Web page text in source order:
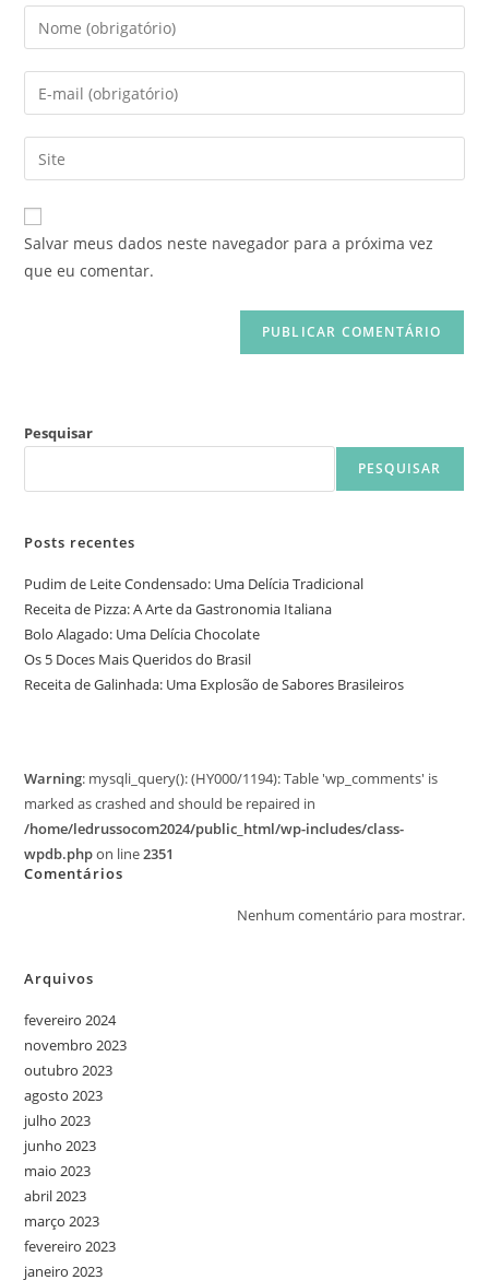
Salvar meus dados neste navegador para a próxima vez
que eu comentar.
Pesquisar
PESQUISAR
Posts recentes
Pudim de Leite Condensado: Uma Delícia Tradicional
Receita de Pizza: A Arte da Gastronomia Italiana
Bolo Alagado: Uma Delícia Chocolate
Os 5 Doces Mais Queridos do Brasil
Receita de Galinhada: Uma Explosão de Sabores Brasileiros
Warning: mysqli_query(): (HY000/1194): Table 'wp_comments' is
marked as crashed and should be repaired in
/home/ledrussocom2024/public_html/wp-includes/class-
wpdb.phpon line2351
Comentários
Nenhum comentário para mostrar.
Arquivos
fevereiro 2024
novembro 2023
outubro 2023
agosto 2023
julho 2023
junho 2023
maio 2023
abril 2023
março 2023
fevereiro 2023
janeiro 2023